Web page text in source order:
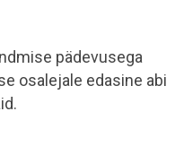
pädevusega
osalejale edasine abi